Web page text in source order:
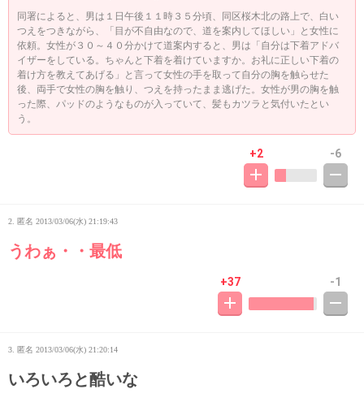
同署によると、男は１日午後１１時３５分頃、同区桜木北の路上で、白い
つえをつきながら、「目が不自由なので、道を案内してほしい」と女性に
依頼。女性が３０～４０分かけて道案内すると、男は「自分は下着アドバ
イザーをしている。ちゃんと下着を着けていますか。お礼に正しい下着の
着け方を教えてあげる」と言って女性の手を取って自分の胸を触らせた
後、両手で女性の胸を触り、つえを持ったまま逃げた。女性が男の胸を触
った際、パッドのようなものが入っていて、髪もカツラと気付いたとい
う。
+2 -6
2. 匿名 2013/03/06(水) 21:19:43
うわぁ・・最低
+37 -1
3. 匿名 2013/03/06(水) 21:20:14
いろいろと酷いな